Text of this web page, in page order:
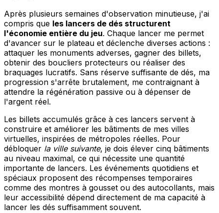
Après plusieurs semaines d'observation minutieuse, j'ai
compris que les lancers de dés structurent
l'économie entière du jeu. Chaque lancer me permet
d'avancer sur le plateau et déclenche diverses actions :
attaquer les monuments adverses, gagner des billets,
obtenir des boucliers protecteurs ou réaliser des
braquages lucratifs. Sans réserve suffisante de dés, ma
progression s'arrête brutalement, me contraignant à
attendre la régénération passive ou à dépenser de
l'argent réel.
Les billets accumulés grâce à ces lancers servent à
construire et améliorer les bâtiments de mes villes
virtuelles, inspirées de métropoles réelles. Pour
débloquer la ville suivante, je dois élever cinq bâtiments
au niveau maximal, ce qui nécessite une quantité
importante de lancers. Les événements quotidiens et
spéciaux proposent des récompenses temporaires
comme des montres à gousset ou des autocollants, mais
leur accessibilité dépend directement de ma capacité à
lancer les dés suffisamment souvent.